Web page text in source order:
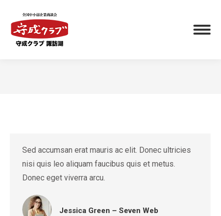
Sed accumsan erat mauris ac elit. Donec ultricies
nisi quis leo aliquam faucibus quis et metus.
Donec eget viverra arcu.
Jessica Green – Seven Web